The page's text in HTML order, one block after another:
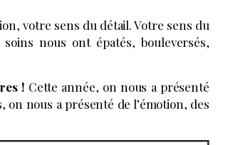
votre sens du détail. Votre sens du
nous ont épatés, bouleversés,
! Cette année, on nous a présenté
on nous a présenté de l’émotion, des